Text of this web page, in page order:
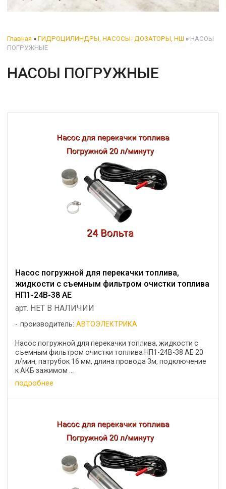
Главная » ГИДРОЦИЛИНДРЫ, НАСОСЫ- ДОЗАТОРЫ, НШ » НАСОЫ
ПОГРУЖНЫЕ
НАСОЫ ПОГРУЖНЫЕ
Насос погружной для перекачки топлива,
жидкости с съемным фильтром очистки топлива
НП1-24В-38 AE
арт. НЕТ В НАЛИЧИИ
производитель:АВТОЭЛЕКТРИКА
Насос погружной для перекачки топлива, жидкости с
съемным фильтром очистки топлива НП1-24В-38 AE 20
л/мин, патрубок 16 мм, длина провода 3м, подключение
к АКБ зажимом ...
подробнее